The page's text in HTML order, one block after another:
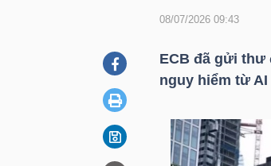
08/07/2026 09:43
ECB đã gửi thư
nguy hiểm từ